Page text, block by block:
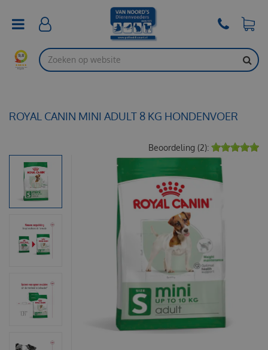
ROYAL CANIN MINI ADULT 8 KG HONDENVOER
Beoordeling (2):